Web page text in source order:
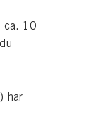
ca. 10
har